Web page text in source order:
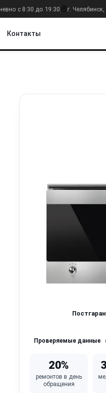
с 8:30 до 19:30 г.
Контакты
Проверяемые данные
20%
ремонтов в день
обращения